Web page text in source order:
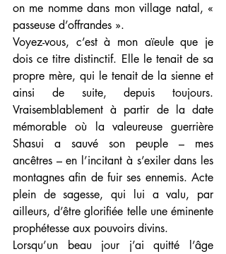
on me nomme dans mon village natal, «
passeuse d’offrandes ».
Voyez-vous, c’est à mon aïeule que je
dois ce titre distinctif. Elle le tenait de sa
propre mère, qui le tenait de la sienne et
ainsi de suite, depuis toujours.
Vraisemblablement à partir de la date
mémorable où la valeureuse guerrière
Shasui a sauvé son peuple – mes
ancêtres – en l’incitant à s’exiler dans les
montagnes afin de fuir ses ennemis. Acte
plein de sagesse, qui lui a valu, par
ailleurs, d’être glorifiée telle une éminente
prophétesse aux pouvoirs divins.
Lorsqu’un beau jour j’ai quitté l’âge